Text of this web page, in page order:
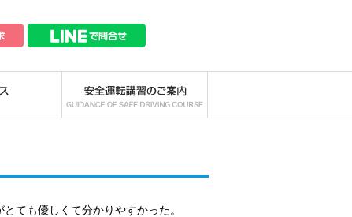
ても優しくて分かりやすかった。